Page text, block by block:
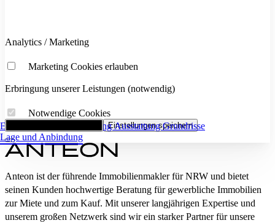
Eckdaten FlächenaufstellungAusstattungGrundrisse
Lage und Anbindung
Analytics / Marketing
Marketing Cookies erlauben
Erbringung unserer Leistungen (notwendig)
Notwendige Cookies
Einstellungen speichern
Anteon ist der führende Immobilienmakler für NRW und bietet
seinen Kunden hochwertige Beratung für gewerbliche Immobilien
zur Miete und zum Kauf. Mit unserer langjährigen Expertise und
unserem großen Netzwerk sind wir ein starker Partner für unsere